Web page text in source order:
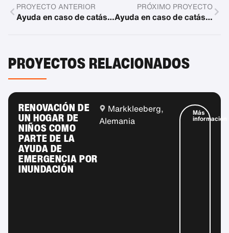
PROYECTO ANTERIOR
Ayuda en caso de catástrofe en Japón, 300 sacos de dormir para la escuela primaria Shishiori
PRÓXIMO PROYECTO
Ayuda en caso de catástrofe en África Oriental: Medicamentos y complementos alimenticios para Tanzania
PROYECTOS RELACIONADOS
RENOVACIÓN DE
UN HOGAR DE
NIÑOS COMO
PARTE DE LA
AYUDA DE
EMERGENCIA POR
INUNDACIÓN
Markkleeberg,
Alemania
Más
información